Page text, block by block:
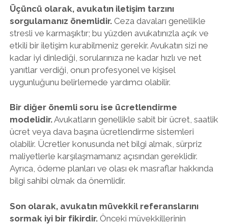
Üçüncü olarak, avukatın iletişim tarzını
sorgulamanız önemlidir.Ceza davaları genellikle
stresli ve karmaşıktır; bu yüzden avukatınızla açık ve
etkili bir iletişim kurabilmeniz gerekir. Avukatın sizi ne
kadar iyi dinlediği, sorularınıza ne kadar hızlı ve net
yanıtlar verdiği, onun profesyonel ve kişisel
uygunluğunu belirlemede yardımcı olabilir.
Bir diğer önemli soru ise ücretlendirme
modelidir.Avukatların genellikle sabit bir ücret, saatlik
ücret veya dava başına ücretlendirme sistemleri
olabilir. Ücretler konusunda net bilgi almak, sürpriz
maliyetlerle karşılaşmamanız açısından gereklidir.
Ayrıca, ödeme planları ve olası ek masraflar hakkında
bilgi sahibi olmak da önemlidir.
Son olarak, avukatın müvekkil referanslarını
sormak iyi bir fikirdir.Önceki müvekkillerinin